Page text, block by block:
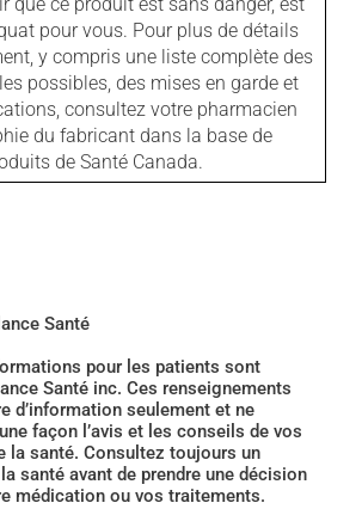
pour vous. Pour plus de détails
y compris une liste complète des
possibles, des mises en garde et
consultez votre pharmacien
du fabricant dans la base de
de Santé Canada.
Santé
pour les patients sont
Santé inc. Ces renseignements
d’information seulement et ne
façon l’avis et les conseils de vos
la santé. Consultez toujours un
santé avant de prendre une décision
médication ou vos traitements.